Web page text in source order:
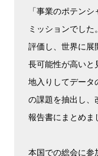
「事業のポテン
ミッションでし
評価し、世界に展
長可能性が高いと
地入りしてデータ
の課題を抽出し、
報告書にまとめま
本国での総会に参